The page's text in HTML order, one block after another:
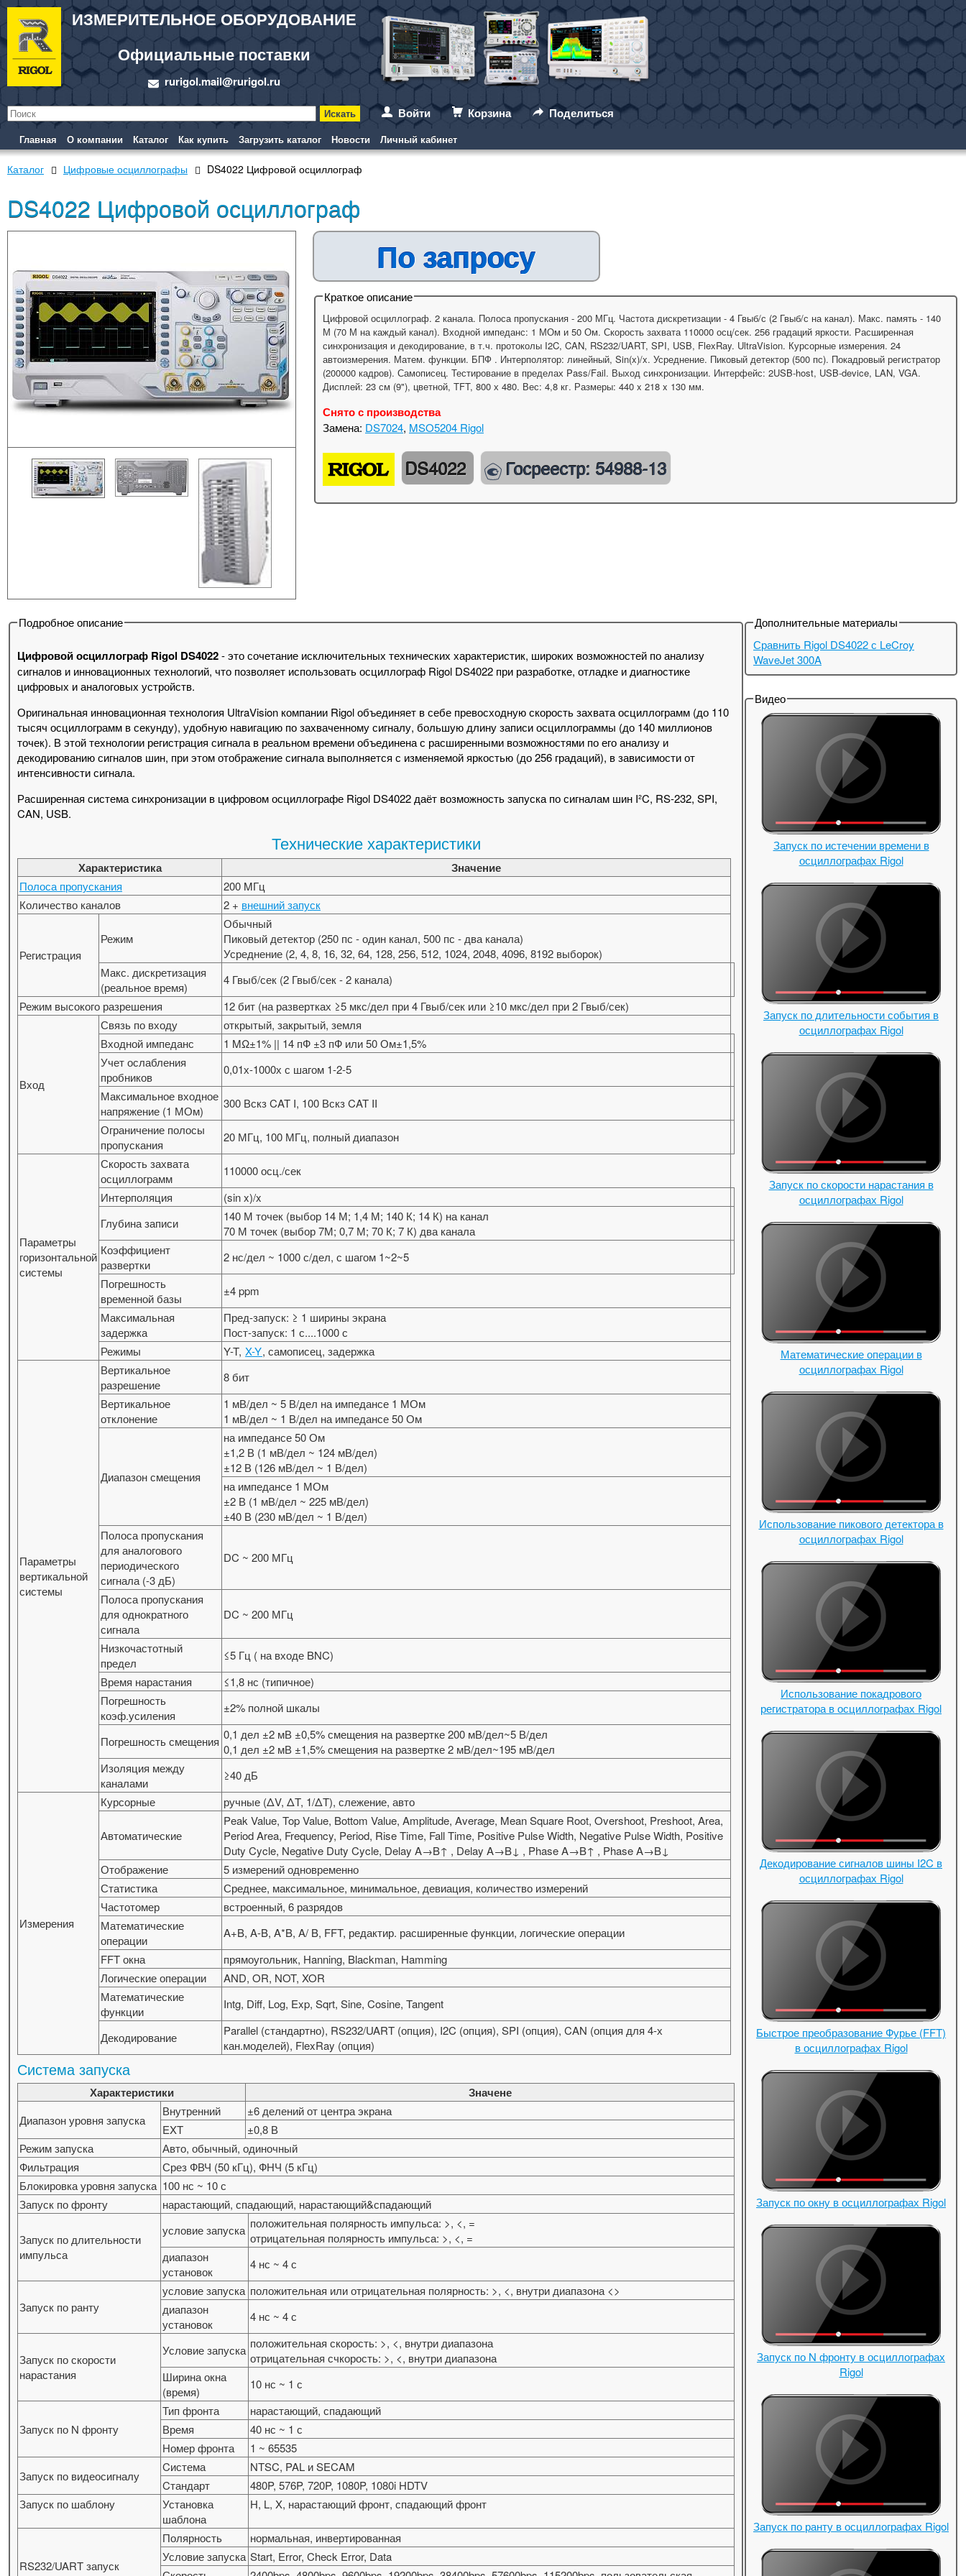
ИЗМЕРИТЕЛЬНОЕ ОБОРУДОВАНИЕ
Официальные поставки
rurigol.mail@rurigol.ru
Войти
Корзина Поделиться
Главная О компании Каталог Как купить Загрузить каталог Новости Личный кабинет
Каталог Цифровые осциллографы DS4022 Цифровой осциллограф
DS4022 Цифровой осциллограф
По запросу
Краткое описание
Цифровой осциллограф. 2 канала. Полоса пропускания - 200 МГц. Частота дискретизации - 4 Гвыб/с (2 Гвыб/с на канал). Макс. память - 140
М (70 М на каждый канал). Входной импеданс: 1 МОм и 50 Ом. Скорость захвата 110000 осц/сек. 256 градаций яркости. Расширенная
синхронизация и декодирование, в т.ч. протоколы I2C, CAN, RS232/UART, SPI, USB, FlexRay. UltraVision. Курсорные измерения. 24
автоизмерения. Матем. функции. БПФ . Интерполятор: линейный, Sin(x)/x. Усреднение. Пиковый детектор (500 пс). Покадровый регистратор
(200000 кадров). Самописец. Тестирование в пределах Pass/Fail. Выход синхронизации. Интерфейс: 2USB-host, USB-device, LAN, VGA.
Дисплей: 23 см (9"), цветной, TFT, 800 х 480. Вес: 4,8 кг. Размеры: 440 x 218 x 130 мм.
Снято с производства
Замена: DS7024, MSO5204 Rigol
DS4022 Госреестр: 54988-13
Дополнительные материалы
Сравнить Rigol DS4022 с LeCroy
WaveJet 300A
Видео
Запуск по истечении времени в
осциллографах Rigol
Запуск по длительности события в
осциллографах Rigol
Запуск по скорости нарастания в
осциллографах Rigol
Математические операции в
осциллографах Rigol
Использование пикового детектора в
осциллографах Rigol
Использование покадрового
регистратора в осциллографах Rigol
Декодирование сигналов шины I2C в
осциллографах Rigol
Быстрое преобразование Фурье (FFT)
в осциллографах Rigol
Запуск по окну в осциллографах Rigol
Запуск по N фронту в осциллографах
Rigol
Запуск по ранту в осциллографах Rigol
Подробное описание
Цифровой осциллограф Rigol DS4022- это сочетание исключительных технических характеристик, широких возможностей по анализу
сигналов и инновационных технологий, что позволяет использовать осциллограф Rigol DS4022 при разработке, отладке и диагностике
цифровых и аналоговых устройств.
Оригинальная инновационная технология UltraVision компании Rigol объединяет в себе превосходную скорость захвата осциллограмм (до 110
тысяч осциллограмм в секунду), удобную навигацию по захваченному сигналу, большую длину записи осциллограммы (до 140 миллионов
точек). В этой технологии регистрация сигнала в реальном времени объединена с расширенными возможностями по его анализу и
декодированию сигналов шин, при этом отображение сигнала выполняется с изменяемой яркостью (до 256 градаций), в зависимости от
интенсивности сигнала.
Расширенная система синхронизации в цифровом осциллографе Rigol DS4022 даёт возможность запуска по сигналам шин I²C, RS-232, SPI,
CAN, USB.
Технические характеристики
Характеристика Значение
Полоса пропускания
200 MГц
Количество каналов
2 + внешний запуск
Регистрация
Режим
Обычный
Пиковый детектор (250 пс - один канал, 500 пс - два канала)
Усреднение (2, 4, 8, 16, 32, 64, 128, 256, 512, 1024, 2048, 4096, 8192 выборок)
Макс. дискретизация
(реальное время)
4 Гвыб/сек (2 Гвыб/сек - 2 канала)
Режим высокого разрешения
12 бит (на развертках ≥5 мкс/дел при 4 Гвыб/сек или ≥10 мкс/дел при 2 Гвыб/сек)
Вход
Связь по входу
открытый, закрытый, земля
Входной импеданс
1 MΩ±1% || 14 пФ ±3 пФ или 50 Ом±1,5%
Учет ослабления
пробников
0,01х-1000х с шагом 1-2-5
Максимальное входное
напряжение (1 МОм)
300 Вскз CAT I, 100 Вскз CAT II
Ограничение полосы
пропускания
20 МГц, 100 МГц, полный диапазон
Параметры
горизонтальной
системы
Скорость захвата
осциллограмм
110000 осц./сек
Интерполяция
(sin x)/x
Глубина записи
140 М точек (выбор 14 М; 1,4 М; 140 К; 14 К) на канал
70 М точек (выбор 7М; 0,7 М; 70 К; 7 К) два канала
Коэффициент
развертки
2 нс/дел ~ 1000 с/дел, с шагом 1~2~5
Погрешность
временной базы
±4 ppm
Максимальная
задержка
Пред-запуск: ≥ 1 ширины экрана
Пост-запуск: 1 с....1000 с
Режимы
Y-T, X-Y, самописец, задержка
Параметры
вертикальной
системы
Вертикальное
разрешение
8 бит
Вертикальное
отклонение
1 мВ/дел ~ 5 В/дел на импедансе 1 МОм
1 мВ/дел ~ 1 В/дел на импедансе 50 Ом
Диапазон смещения
на импедансе 50 Ом
±1,2 В (1 мВ/дел ~ 124 мВ/дел)
±12 В (126 мВ/дел ~ 1 В/дел)
на импедансе 1 МОм
±2 В (1 мВ/дел ~ 225 мВ/дел)
±40 В (230 мВ/дел ~ 1 В/дел)
Полоса пропускания
для аналогового
периодического
сигнала (-3 дБ)
DC ~ 200 МГц
Полоса пропускания
для однократного
сигнала
DC ~ 200 МГц
Низкочастотный
предел
≤5 Гц ( на входе BNC)
Время нарастания
≤1,8 нс (типичное)
Погрешность
коэф.усиления
±2% полной шкалы
Погрешность смещения 0,1 дел ±2 мВ ±0,5% смещения на развертке 200 мВ/дел~5 В/дел
0,1 дел ±2 мВ ±1,5% смещения на развертке 2 мВ/дел~195 мВ/дел
Изоляция между
каналами
≥40 дБ
Измерения
Курсорные ручные (ΔV, ΔT, 1/ΔT), слежение, авто
Автоматические
Peak Value, Top Value, Bottom Value, Amplitude, Average, Mean Square Root, Overshoot, Preshoot, Area,
Period Area, Frequency, Period, Rise Time, Fall Time, Positive Pulse Width, Negative Pulse Width, Positive
Duty Cycle, Negative Duty Cycle, Delay A→B↑ , Delay A→B↓ , Phase A→B↑ , Phase A→B↓
Отображение
5 измерений одновременно
Статистика
Среднее, максимальное, минимальное, девиация, количество измерений
Частотомер
встроенный, 6 разрядов
Математические
операции
A+B, A-B, A*B, A/ B, FFT, редактир. расширенные функции, логические операции
FFT окна
прямоугольник, Hanning, Blackman, Hamming
Логические операции
AND, OR, NOT, XOR
Математические
функции
Intg, Diff, Log, Exp, Sqrt, Sine, Cosine, Tangent
Декодирование
Parallel (стандартно), RS232/UART (опция), I2C (опция), SPI (опция), CAN (опция для 4-х
кан.моделей), FlexRay (опция)
Система запуска
Характеристики Значене
Диапазон уровня запуска
Внутренний
±6 делений от центра экрана
EXT
±0,8 В
Режим запуска
Авто, обычный, одиночный
Фильтрация
Срез ФВЧ (50 кГц), ФНЧ (5 кГц)
Блокировка уровня запуска 100 нс ~ 10 с
Запуск по фронту
нарастающий, спадающий, нарастающий&спадающий
Запуск по длительности
импульса
условие запуска положительная полярность импульса: >, <, =
отрицательная полярность импульса: >, <, =
диапазон
установок
4 нс ~ 4 с
Запуск по ранту
условие запуска положительная или отрицательная полярность: >, <, внутри диапазона <>
диапазон
установок
4 нс ~ 4 с
Запуск по скорости
нарастания
Условие запуска положительная скорость: >, <, внутри диапазона
отрицательная счкорость: >, <, внутри диапазона
Ширина окна
(время)
10 нс ~ 1 с
Запуск по N фронту
Тип фронта
нарастающий, спадающий
Время
40 нс ~ 1 с
Номер фронта
1 ~ 65535
Запуск по видеосигналу
Cистема
NTSC, PAL и SECAM
Cтандарт
480P, 576P, 720P, 1080P, 1080i HDTV
Запуск по шаблону
Установка
шаблона
H, L, X, нарастающий фронт, спадающий фронт
RS232/UART запуск
Полярность
нормальная, инвертированная
Условие запуска Start, Error, Check Error, Data